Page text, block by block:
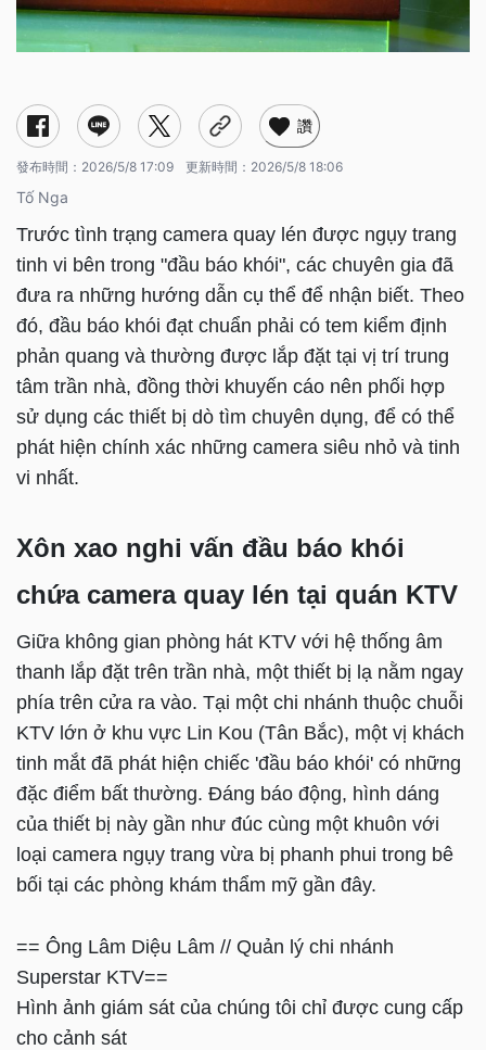
讚
發布時間： 2026/5/8 17:09 更新時間： 2026/5/8 18:06
Tố Nga
Trước tình trạng camera quay lén được ngụy trang
tinh vi bên trong "đầu báo khói", các chuyên gia đã
đưa ra những hướng dẫn cụ thể để nhận biết. Theo
đó, đầu báo khói đạt chuẩn phải có tem kiểm định
phản quang và thường được lắp đặt tại vị trí trung
tâm trần nhà, đồng thời khuyến cáo nên phối hợp
sử dụng các thiết bị dò tìm chuyên dụng, để có thể
phát hiện chính xác những camera siêu nhỏ và tinh
vi nhất.
Xôn xao nghi vấn đầu báo khói
chứa camera quay lén tại quán KTV
Giữa không gian phòng hát KTV với hệ thống âm
thanh lắp đặt trên trần nhà, một thiết bị lạ nằm ngay
phía trên cửa ra vào. Tại một chi nhánh thuộc chuỗi
KTV lớn ở khu vực Lin Kou (Tân Bắc), một vị khách
tinh mắt đã phát hiện chiếc 'đầu báo khói' có những
đặc điểm bất thường. Đáng báo động, hình dáng
của thiết bị này gần như đúc cùng một khuôn với
loại camera ngụy trang vừa bị phanh phui trong bê
bối tại các phòng khám thẩm mỹ gần đây.
== Ông Lâm Diệu Lâm // Quản lý chi nhánh
Superstar KTV==
Hình ảnh giám sát của chúng tôi chỉ được cung cấp
cho cảnh sát